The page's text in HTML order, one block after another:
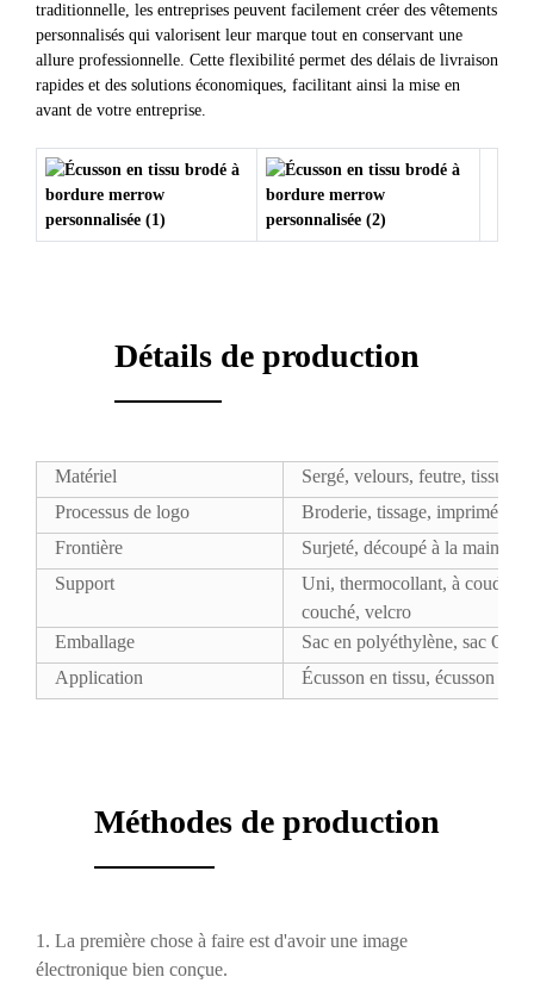
traditionnelle, les entreprises peuvent facilement créer des vêtements
personnalisés qui valorisent leur marque tout en conservant une
allure professionnelle. Cette flexibilité permet des délais de livraison
rapides et des solutions économiques, facilitant ainsi la mise en
avant de votre entreprise.
Détails de production
Matériel
Sergé, velours, feutre, tissu
Processus de logo
Broderie, tissage, imprimés,
Frontière
Surjeté, découpé à la main,
Support
Uni, thermocollant, à coudre,
couché, velcro
Emballage
Sac en polyéthylène, sac OPP
Application
Écusson en tissu, écusson
Méthodes de production
1. La première chose à faire est d'avoir une image
électronique bien conçue.